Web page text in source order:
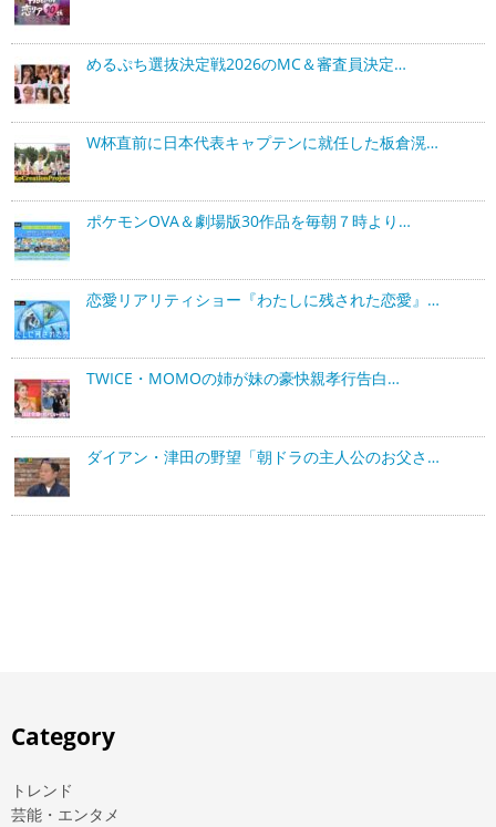
めるぷち選抜決定戦2026のMC＆審査員決定…
W杯直前に日本代表キャプテンに就任した板倉滉…
ポケモンOVA＆劇場版30作品を毎朝７時より…
恋愛リアリティショー『わたしに残された恋愛』…
TWICE・MOMOの姉が妹の豪快親孝行告白…
ダイアン・津田の野望「朝ドラの主人公のお父さ…
Category
トレンド
芸能・エンタメ